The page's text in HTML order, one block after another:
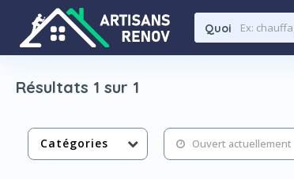
Quoi
Résultats 1 sur 1
Catégories Ouvert actuellement